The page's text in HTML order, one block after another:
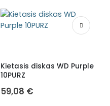
Kietasis diskas WD Purple
10PURZ
59,08 €